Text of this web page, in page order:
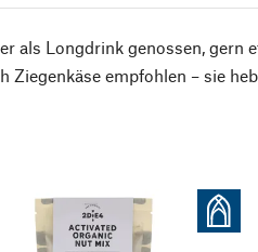
als Longdrink genossen, gern
Ziegenkäse empfohlen – sie